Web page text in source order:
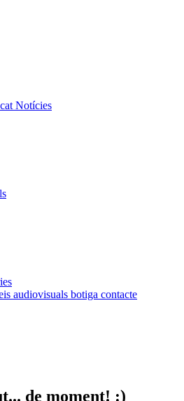
Notícies
audiovisuals botiga contacte
de moment! :)